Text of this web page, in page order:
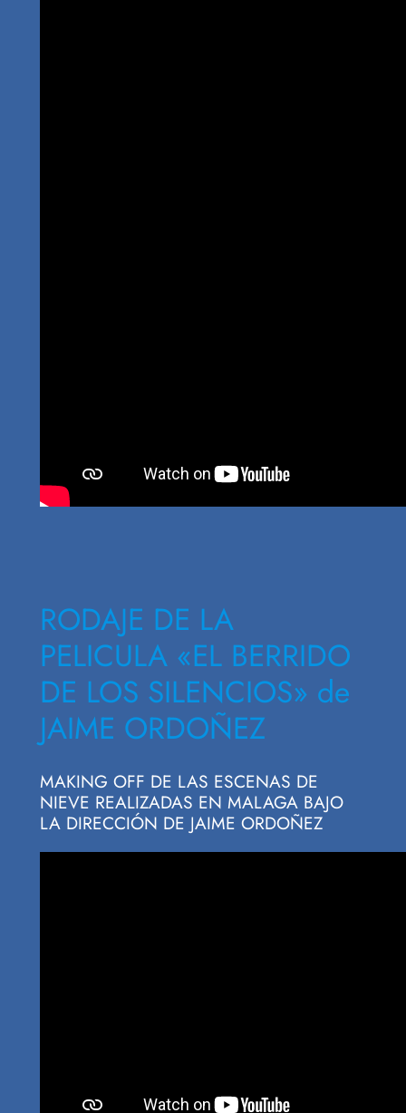
RODAJE DE LA
PELICULA «EL BERRIDO
DE LOS SILENCIOS» de
JAIME ORDOÑEZ
MAKING OFF DE LAS ESCENAS DE
NIEVE REALIZADAS EN MALAGA BAJO
LA DIRECCIÓN DE JAIME ORDOÑEZ